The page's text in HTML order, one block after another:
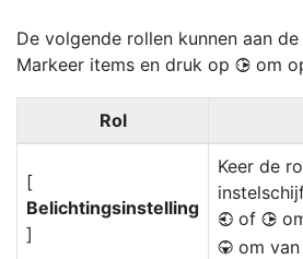
De volgende rollen kunnen aan
Markeer items en druk op 2 om
Rol
[
Belichtingsinstelling
]
Keer de
4 of 2
3 om